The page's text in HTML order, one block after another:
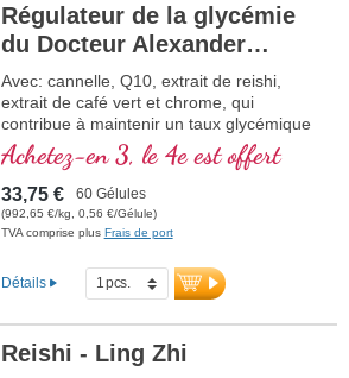
Régulateur de la glycémie
du Docteur Alexander
Michalzik
Avec: cannelle, Q10, extrait de reishi,
extrait de café vert et chrome, qui
contribue à maintenir un taux glycémique
normal.
Achetez-en 3, le 4e est offert
33,75 € 60 Gélules
(992,65 €/kg, 0,56 €/Gélule)
TVA comprise plus Frais de port
Détails
Reishi - Ling Zhi